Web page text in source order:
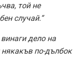
той не
случай.“
дело на
някакъв по-дълбок